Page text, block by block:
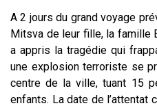
A 2 jours du grand voyage
Mitsva de leur fille, la famille
a appris la tragédie qui
une explosion terroriste se
centre de la ville, tuant 15
enfants. La date de l’attentat